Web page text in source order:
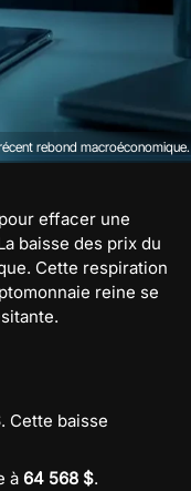
rebond macroéconomique.
effacer une
baisse des prix du
Cette respiration
reine se
. Cette baisse
à 64 568 $.